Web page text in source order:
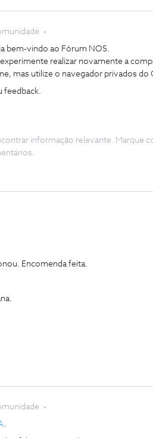
bem-vindo ao Fórum NOS.
realizar novamente a
mas utilize o navegador privados do
feedback.
informação relevante. Marque
Encomenda feita.
.